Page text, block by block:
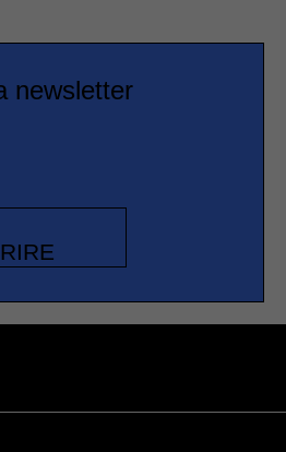
newsletter